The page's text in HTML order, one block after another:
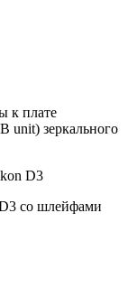
к плате
unit) зеркального
со шлейфами